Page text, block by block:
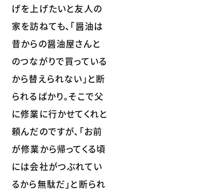
げを上げたいと友人の
家を訪ねても、「醤油は
昔からの醤油屋さんと
のつながりで買っている
から替えられない」と断
られるばかり。そこで父
に修業に行かせてくれと
頼んだのですが、「お前
が修業から帰ってくる頃
には会社がつぶれてい
るから無駄だ」と断られ